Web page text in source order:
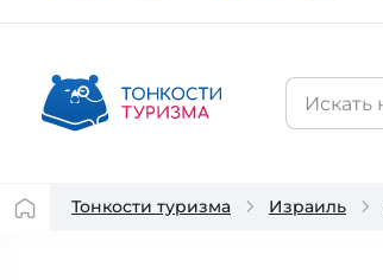
Тонкости туризма Израиль